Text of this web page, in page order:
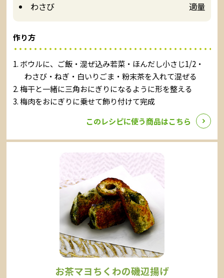
わさび
適量
作り方
ボウルに、ご飯・混ぜ込み若菜・ほんだし小さじ1/2・
わさび・ねぎ・白いりごま・粉末茶を入れて混ぜる
梅干と一緒に三角おにぎりになるように形を整える
梅肉をおにぎりに乗せて飾り付けて完成
このレシピに使う商品はこちら
お茶マヨちくわの磯辺揚げ